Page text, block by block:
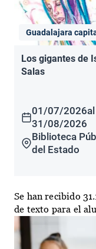
Guadalajara
Los gigantes de
Salas
01/07/2026al
31/08/2026
Biblioteca
del Estado
Se han recibido
de texto para el